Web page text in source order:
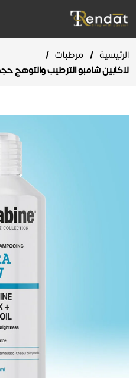
الرئيسية / مرطبات /
لاكابين شامبو الترطيب والتوهج حجم ٤٥٠